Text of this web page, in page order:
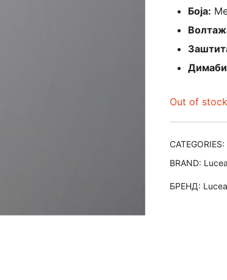
Боја:
Out of stock
CATEGORIES:
BRAND: Lucea
БРЕНД: Lucea